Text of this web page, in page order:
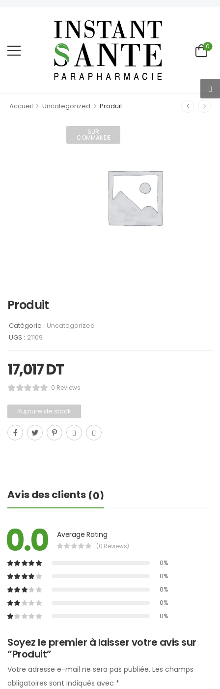
0
Accueil > Uncategorized > Produit
SUR
COMMANDE
Produit
Catégorie : Uncategorized
UGS : 21109
17,017DT
0 Reviews
Rupture de stock
Avis des clients (0)
0.0 Average Rating
(0 Reviews)
0%
0%
0%
0%
0%
Soyez le premier à laisser votre avis sur
“Produit”
Votre adresse e-mail ne sera pas publiée. Les champs
obligatoires sont indiqués avec *